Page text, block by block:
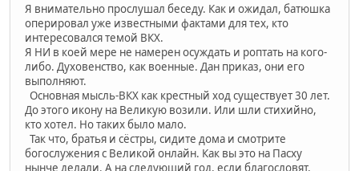
Я внимательно прослушал беседу. Как и ожидал, батюшка
оперировал уже известными фактами для тех, кто
интересовался темой ВКХ.
Я НИ в коей мере не намерен осуждать и роптать на кого-
либо. Духовенство, как военные. Дан приказ, они его
выполняют.
Основная мысль-ВКХ как крестный ход существует 30 лет.
До этого икону на Великую возили. Или шли стихийно,
кто хотел. Но таких было мало.
Так что, братья и сёстры, сидите дома и смотрите
богослужения с Великой онлайн. Как вы это на Пасху
нынче делали. А на следующий год, если благословят,